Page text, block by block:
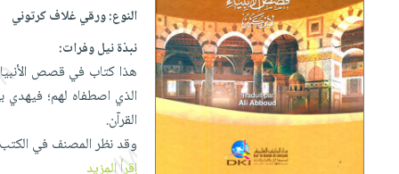
إختياراتنا
كتب
أكاديمية
صندوق
القراءة
iKitab
بلا
حدود
أسئلة
يتكرر
أسئلة
يتكرر
طرحها
تحميل
masmu3
Android
المواضيع
الأكثر
مبيعاً
إختياراتنا
تعليمية
تعليمية
الصحة
والعناية
الشخصية
النوع:ورقي غلاف كرتوني
نبذة نيل وفرات:
هذا كتاب في قصص الأنبياء
الذي اصطفاه لهم؛ فيهدي
القرآن.
وقد نظر المصنف في الكتب